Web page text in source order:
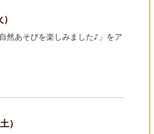
然あそびを楽しみました♪」をア
）